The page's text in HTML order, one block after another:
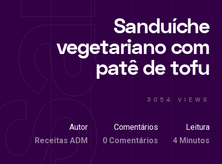
Sanduíche
vegetariano com
patê de tofu
3054 VIEWS
Autor
Receitas ADM
Comentários
0 Comentários
Leitura
4 Minutos